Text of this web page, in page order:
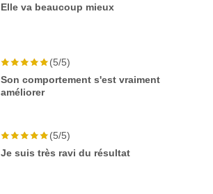
Elle va beaucoup mieux
(5/5)
Son comportement s'est vraiment
améliorer
(5/5)
Je suis très ravi du résultat